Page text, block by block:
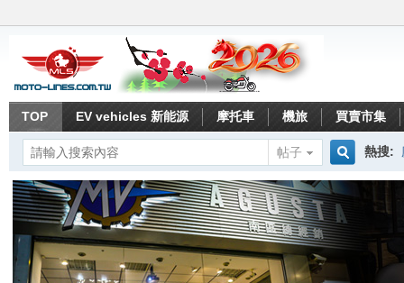
TOP EV vehicles 新能源 摩托車 機旅 買賣市集
帖子
搜
熱搜: